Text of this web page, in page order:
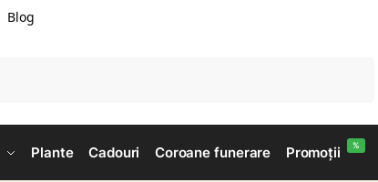
Blog
Plante Cadouri Coroane funerare Promoții %